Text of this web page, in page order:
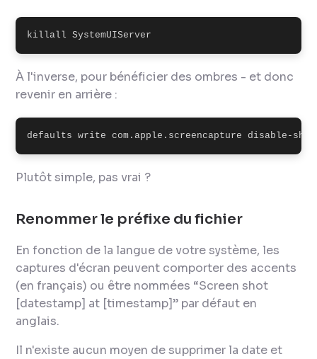
killall SystemUIServer
À l'inverse, pour bénéficier des ombres - et donc
revenir en arrière :
defaults write com.apple.screencapture disable-
Plutôt simple, pas vrai ?
Renommer le préfixe du fichier
En fonction de la langue de votre système, les
captures d'écran peuvent comporter des accents
(en français) ou être nommées “Screen shot
[datestamp] at [timestamp]” par défaut en
anglais.
Il n'existe aucun moyen de supprimer la date et